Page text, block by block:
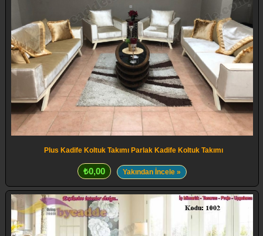
Plus Kadife Koltuk Takımı Parlak Kadife Koltuk Takımı
₺0,00 Yakından İncele »